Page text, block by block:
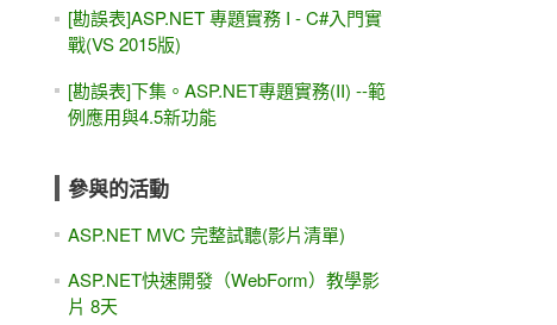
[勘誤表]ASP.NET 專題實務 I - C#入門實
戰(VS 2015版)
[勘誤表]下集。ASP.NET專題實務(II) --範
例應用與4.5新功能
參與的活動
ASP.NET MVC 完整試聽(影片清單)
ASP.NET快速開發（WebForm）教學影
片 8天